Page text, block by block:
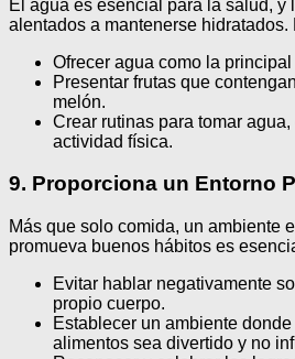
El agua es esencial para la salud, y
alentados a mantenerse hidratados.
Ofrecer agua como la
Presentar frutas que
melón.
Crear rutinas para tomar
actividad física.
9. Proporciona un Entorno
Más que solo comida, un ambiente
promueva buenos hábitos es
Evitar hablar negativamente
propio cuerpo.
Establecer un ambiente
alimentos sea divertido y no